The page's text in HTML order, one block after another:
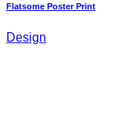
Flatsome Poster Print
Design